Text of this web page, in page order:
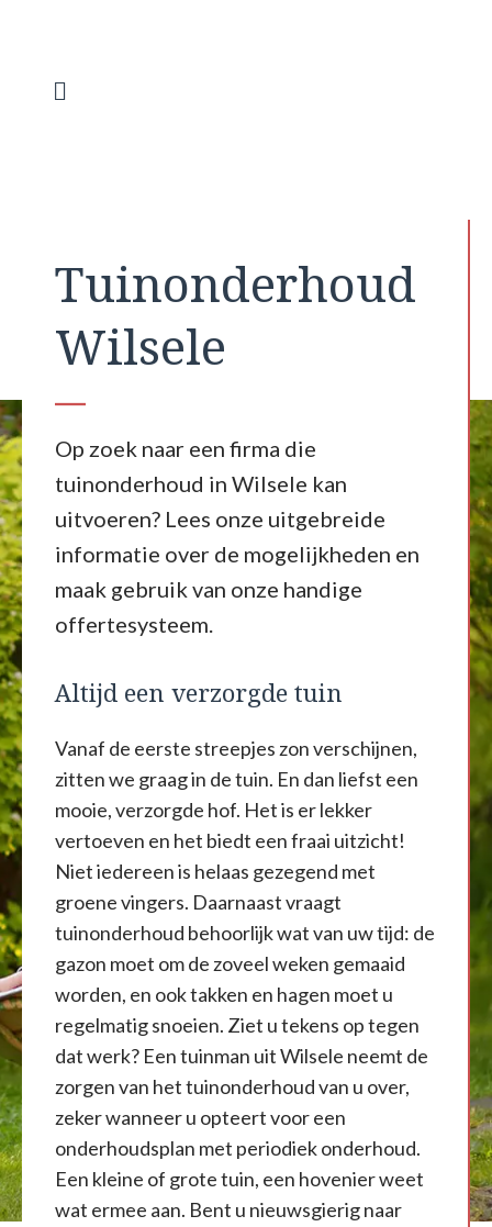
inhoud
Tuinonderhoud
Wilsele
Op zoek naar een firma die
tuinonderhoud in Wilsele kan
uitvoeren? Lees onze uitgebreide
informatie over de mogelijkheden en
maak gebruik van onze handige
offertesysteem.
Altijd een verzorgde tuin
Vanaf de eerste streepjes zon verschijnen,
zitten we graag in de tuin. En dan liefst een
mooie, verzorgde hof. Het is er lekker
vertoeven en het biedt een fraai uitzicht!
Niet iedereen is helaas gezegend met
groene vingers. Daarnaast vraagt
tuinonderhoud behoorlijk wat van uw tijd: de
gazon moet om de zoveel weken gemaaid
worden, en ook takken en hagen moet u
regelmatig snoeien. Ziet u tekens op tegen
dat werk? Een tuinman uit Wilsele neemt de
zorgen van het tuinonderhoud van u over,
zeker wanneer u opteert voor een
onderhoudsplan met periodiek onderhoud.
Een kleine of grote tuin, een hovenier weet
wat ermee aan. Bent u nieuwsgierig naar